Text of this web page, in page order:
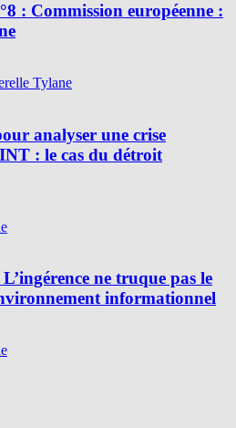
: Commission européenne :
Tylane
analyser une crise
: le cas du détroit
ne truque pas le
informationnel